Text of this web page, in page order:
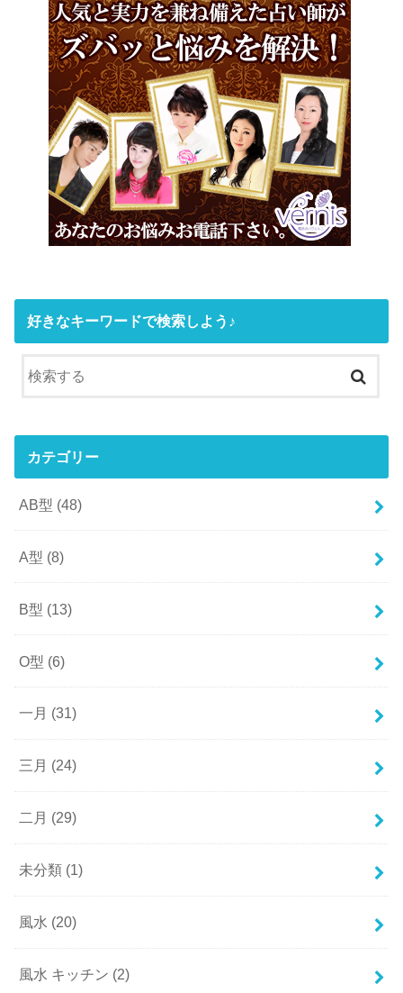
好きなキーワードで検索しよう♪
カテゴリー
AB型 (48)
A型 (8)
B型 (13)
O型 (6)
一月 (31)
三月 (24)
二月 (29)
未分類 (1)
風水 (20)
風水 キッチン (2)